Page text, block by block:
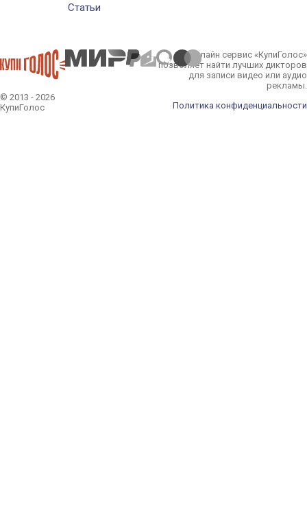
Статьи
© 2013 - 2026
КупиГолос
Онлайн сервис «КупиГолос»
позволяет найти лучших дикторов
для записи видео или аудио
рекламы.
Политика конфиденциальности